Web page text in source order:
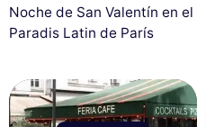
Noche de San Valentín en el
Paradis Latin de París